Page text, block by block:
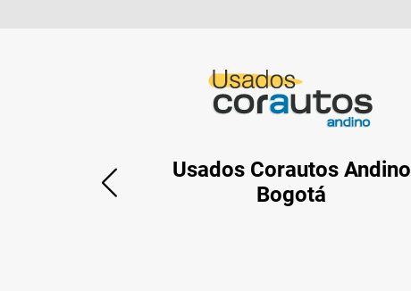
Usados Corautos Andino
Bogotá